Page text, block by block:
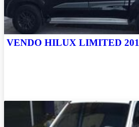
VENDO HILUX LIMITED